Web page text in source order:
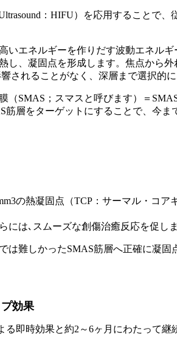
：HIFU）を応用すること
エネルギーを作りだす波動エネルギ
、凝固点を形成します。焦点から
されることがなく、深層まで選択的
SMAS；スマスと呼びます）＝
層をターゲットにすることで、今ま
の熱凝固点（TCP：サーマル・コ
には､スムーズな創傷治癒反応を促しま
難しかったSMAS筋層へ正確に凝
効果
即時効果と約2～6ヶ月にわたって